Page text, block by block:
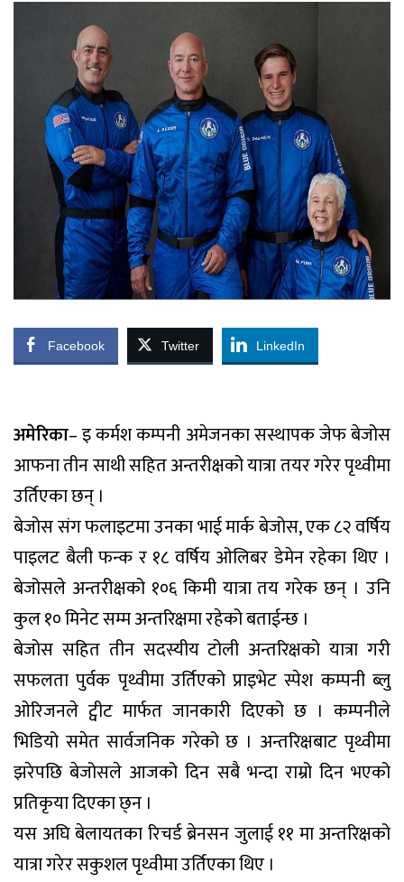
Facebook Twitter LinkedIn
अमेरिका– इ कर्मश कम्पनी अमेजनका सस्थापक जेफ बेजोस
आफना तीन साथी सहित अन्तरीक्षको यात्रा तयर गरेर पृथ्वीमा
उर्तिएका छन् ।
बेजोस संग फलाइटमा उनका भाई मार्क बेजोस, एक ८२ वर्षिय
पाइलट बैली फन्क र १८ वर्षिय ओलिबर डेमेन रहेका थिए ।
बेजोसले अन्तरीक्षको १०६ किमी यात्रा तय गरेक छन् । उनि
कुल १० मिनेट सम्म अन्तरिक्षमा रहेको बताईन्छ ।
बेजोस सहित तीन सदस्यीय टोली अन्तरिक्षको यात्रा गरी
सफलता पुर्वक पृथ्वीमा उर्तिएको प्राइभेट स्पेश कम्पनी ब्लु
ओरिजनले ट्वीट मार्फत जानकारी दिएको छ । कम्पनीले
भिडियो समेत सार्वजनिक गरेको छ । अन्तरिक्षबाट पृथ्वीमा
झरेपछि बेजोसले आजको दिन सबै भन्दा राम्रो दिन भएको
प्रतिकृया दिएका छ्न ।
यस अघि बेलायतका रिचर्ड ब्रेनसन जुलाई ११ मा अन्तरिक्षको
यात्रा गरेर सकुशल पृथ्वीमा उर्तिएका थिए ।